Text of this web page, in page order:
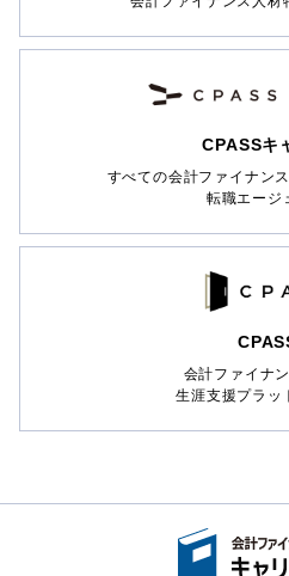
CPASSキ
すべての会計ファイナン
転職エージ
会計ファイナ
生涯支援プラッ